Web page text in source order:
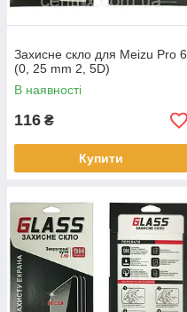
Захисне скло для Meizu Pro 6
(0, 25 mm 2, 5D)
В наявності
116 ₴
Купити